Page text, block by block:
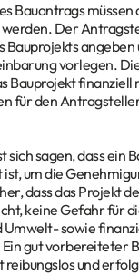
Bauantrags
Der
Bauprojekts
vorlegen.
Bauprojekt finanziell
für den
sich sagen, dass ein
um die
dass das Projekt
keine Gefahr für
sowie
gut vorbereiteter
reibungslos und